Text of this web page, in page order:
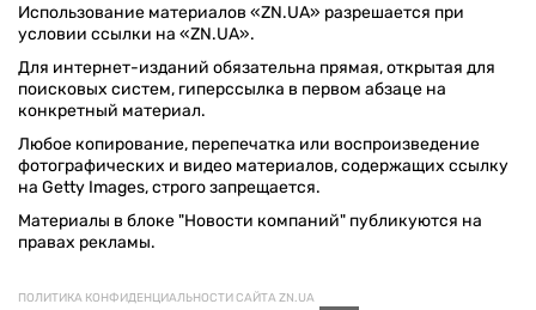
Использование материалов «ZN.UA» разрешается при
условии ссылки на «ZN.UA».
Для интернет-изданий обязательна прямая, открытая для
поисковых систем, гиперссылка в первом абзаце на
конкретный материал.
Любое копирование, перепечатка или воспроизведение
фотографических и видео материалов, содержащих ссылку
на Getty Images, строго запрещается.
Материалы в блоке "Новости компаний" публикуются на
правах рекламы.
ПОЛИТИКА КОНФИДЕНЦИАЛЬНОСТИ САЙТА ZN.UA